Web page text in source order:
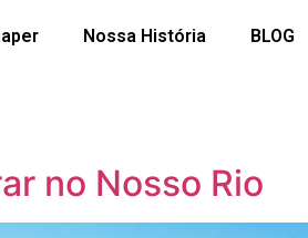
Nossa História BLOG
no Nosso Rio​